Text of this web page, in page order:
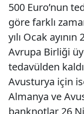
500 Euro’nun
göre farklı
yılı Ocak
Avrupa Birliği
tedavülden
Avusturya için
Almanya ve